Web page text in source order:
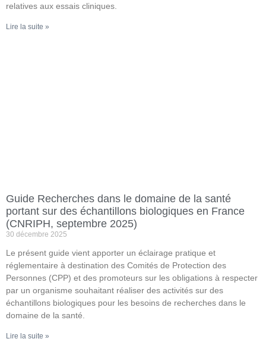
relatives aux essais cliniques.
Lire la suite »
Guide Recherches dans le domaine de la santé
portant sur des échantillons biologiques en France
(CNRIPH, septembre 2025)
30 décembre 2025
Le présent guide vient apporter un éclairage pratique et
réglementaire à destination des Comités de Protection des
Personnes (CPP) et des promoteurs sur les obligations à respecter
par un organisme souhaitant réaliser des activités sur des
échantillons biologiques pour les besoins de recherches dans le
domaine de la santé.
Lire la suite »